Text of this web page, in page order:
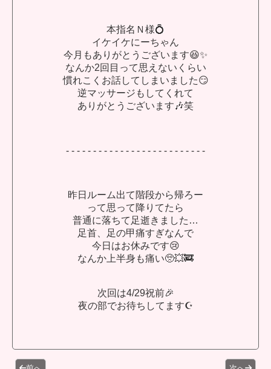
本指名Ｎ様💍
イケイケにーちゃん
今月もありがとうございます😆✨
なんか2回目って思えないくらい
慣れこくお話してしまいました😏
逆マッサージもしてくれて
ありがとうございます🎶笑
- - - - - - - - - - - - - - - - - - - - - - - - - -
昨日ルーム出て階段から帰ろー
って思って降りてたら
普通に落ちて足逝きました…
足首、足の甲痛すぎなんで
今日はお休みです😢
なんか上半身も痛い🥺💥🚒
次回は4/29祝前🎉
夜の部でお待ちしてます☪️